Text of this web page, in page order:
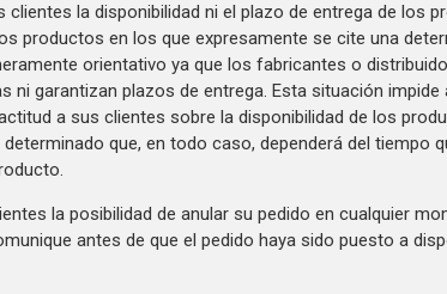
clientes la disponibilidad ni el plazo de entrega de los
productos en los que expresamente se cite una
orientativo ya que los fabricantes o
ni garantizan plazos de entrega. Esta situación impide
a sus clientes sobre la disponibilidad de los
que, en todo caso, dependerá del tiempo
la posibilidad de anular su pedido en cualquier
antes de que el pedido haya sido puesto a